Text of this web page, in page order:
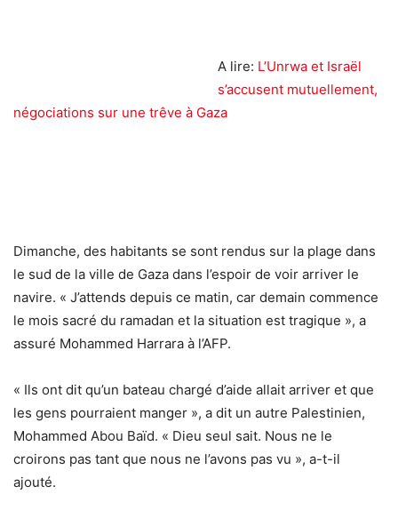
A lire: L’Unrwa et Israël
s’accusent mutuellement,
négociations sur une trêve à Gaza
Dimanche, des habitants se sont rendus sur la plage dans
le sud de la ville de Gaza dans l’espoir de voir arriver le
navire. « J’attends depuis ce matin, car demain commence
le mois sacré du ramadan et la situation est tragique », a
assuré Mohammed Harrara à l’AFP.
« Ils ont dit qu’un bateau chargé d’aide allait arriver et que
les gens pourraient manger », a dit un autre Palestinien,
Mohammed Abou Baïd. « Dieu seul sait. Nous ne le
croirons pas tant que nous ne l’avons pas vu », a-t-il
ajouté.